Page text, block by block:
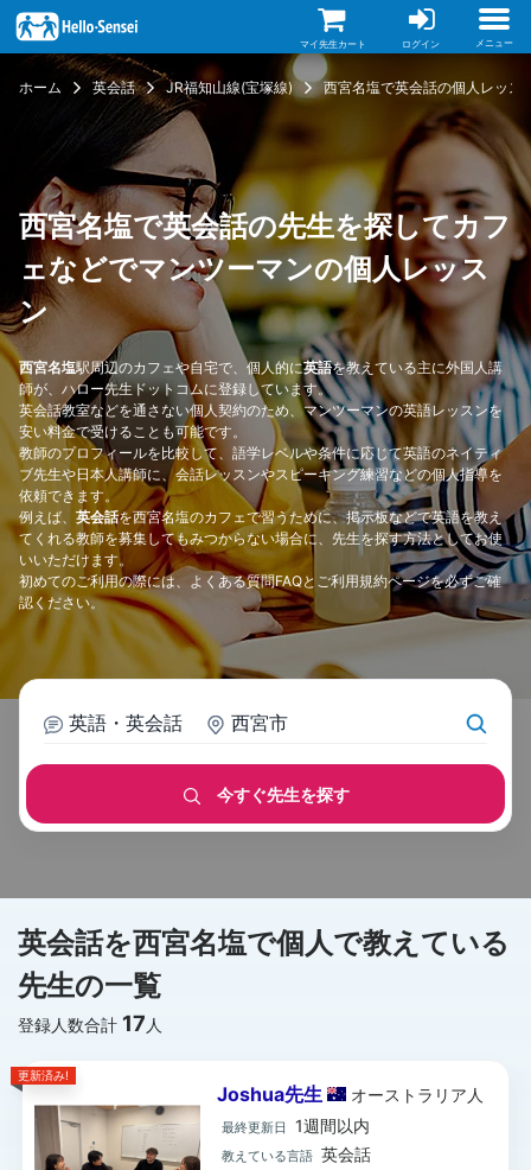
イ
ン
コ
マイ先生カート ログイン メニュー
ホーム 英会話 JR福知山線(宝塚線) 西宮名塩で英会話の個人レッス
西宮名塩で英会話の先生を探してカフ
ェなどでマンツーマンの個人レッス
ン
西宮名塩駅周辺のカフェや自宅で、個人的に英語を教えている主に外国人講
師が、ハロー先生ドットコムに登録しています。
英会話教室などを通さない個人契約のため、マンツーマンの英語レッスンを
安い料金で受けることも可能です。
教師のプロフィールを比較して、語学レベルや条件に応じて英語のネイティ
ブ先生や日本人講師に、会話レッスンやスピーキング練習などの個人指導を
依頼できます。
例えば、 英会話を西宮名塩のカフェで習うために、掲示板などで英語を教え
てくれる教師を募集してもみつからない場合に、先生を探す方法としてお使
いいただけます。
初めてのご利用の際には、 よくある質問FAQと ご利用規約ページを必ずご確
認ください。
英語・英会話 西宮市
今すぐ先生を探す
英会話を西宮名塩で個人で教えている
先生の一覧
登録人数合計 17 人
更新済み!
Joshua先生 オーストラリア 人
最終更新日 1週間以内
教えている言語 英会話